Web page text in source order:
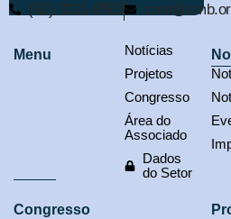
(61) 3321-9563
Menu
Notícias
Projetos
Congresso
Área do
Associado
Dados
do Setor
Congresso